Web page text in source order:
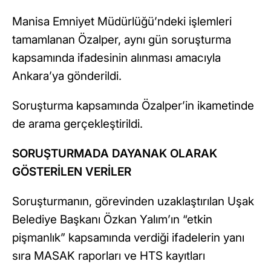
Manisa Emniyet Müdürlüğü’ndeki işlemleri
tamamlanan Özalper, aynı gün soruşturma
kapsamında ifadesinin alınması amacıyla
Ankara’ya gönderildi.
Soruşturma kapsamında Özalper’in ikametinde
de arama gerçekleştirildi.
SORUŞTURMADA DAYANAK OLARAK
GÖSTERİLEN VERİLER
Soruşturmanın, görevinden uzaklaştırılan Uşak
Belediye Başkanı Özkan Yalım’ın “etkin
pişmanlık” kapsamında verdiği ifadelerin yanı
sıra MASAK raporları ve HTS kayıtları